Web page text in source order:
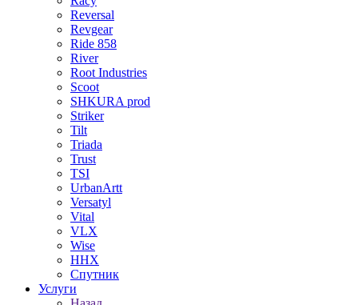
Reversal
Revgear
Ride 858
River
Root Industries
Scoot
SHKURA рrоd
Striker
Tilt
Triada
Trust
TSI
UrbanArtt
Versatyl
Vital
VLX
Wise
ННХ
Спутник
Услуги